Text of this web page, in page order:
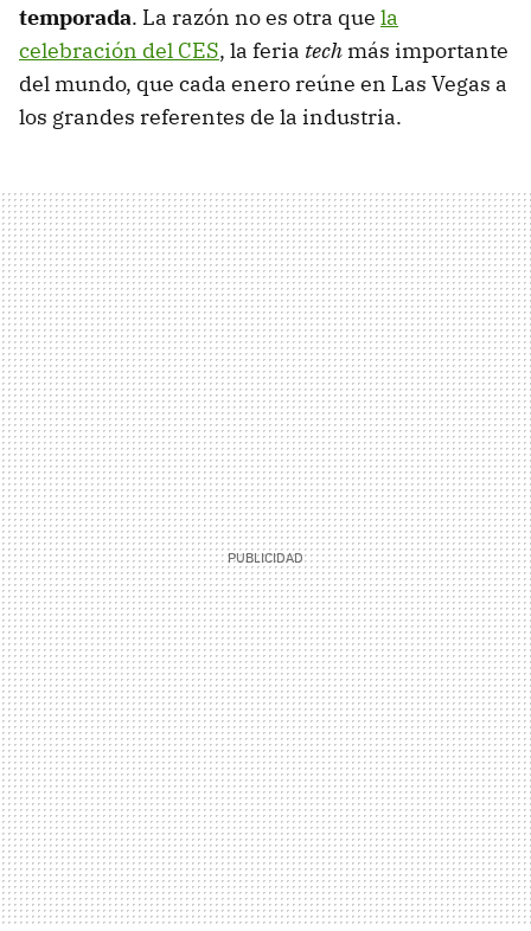
temporada. La razón no es otra que la
celebración del CES, la feria tech más importante
del mundo, que cada enero reúne en Las Vegas a
los grandes referentes de la industria.